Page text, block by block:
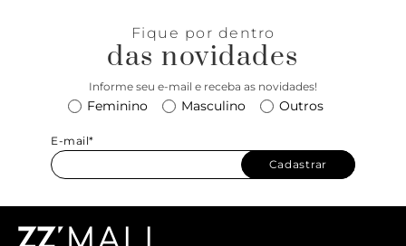
Fique por dentro
das novidades
Informe seu e-mail e receba as novidades!
Feminino Masculino Outros
E-mail*
Cadastrar